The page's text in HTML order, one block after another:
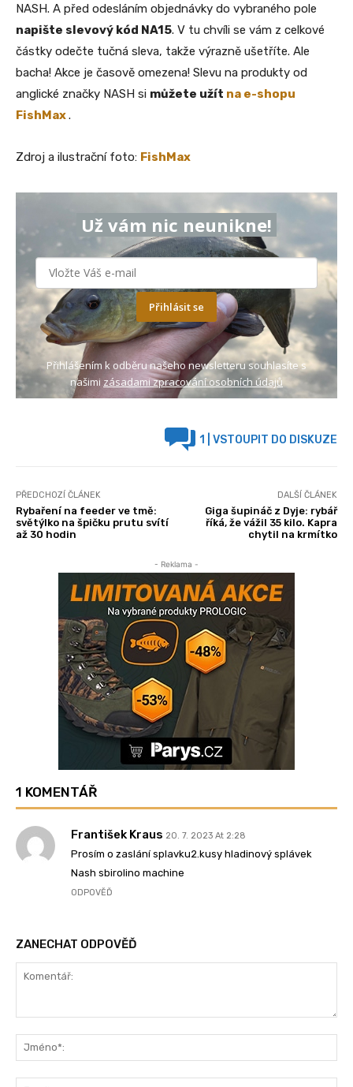
NASH. A před odesláním objednávky do vybraného pole
napište slevový kód NA15. V tu chvíli se vám z celkové
částky odečte tučná sleva, takže výrazně ušetříte. Ale
bacha! Akce je časově omezena! Slevu na produkty od
anglické značky NASH si můžete užít na e-shopu
FishMax.
Zdroj a ilustrační foto: FishMax
Už vám nic neunikne!
Přihlásit se
Přihlášením k odběru našeho newsletteru souhlasíte s
našimi zásadami zpracování osobních údajů
1 | VSTOUPIT DO DISKUZE
PŘEDCHOZÍ ČLÁNEK
Rybaření na feeder ve tmě:
světýlko na špičku prutu svítí
až 30 hodin
DALŠÍ ČLÁNEK
Giga šupináč z Dyje: rybář
říká, že vážil 35 kilo. Kapra
chytil na krmítko
- Reklama -
1 KOMENTÁŘ
František Kraus 20. 7. 2023 At 2:28
Prosím o zaslání splavku2.kusy hladinový splávek
Nash sbirolino machine
ODPOVĚĎ
ZANECHAT ODPOVĚĎ